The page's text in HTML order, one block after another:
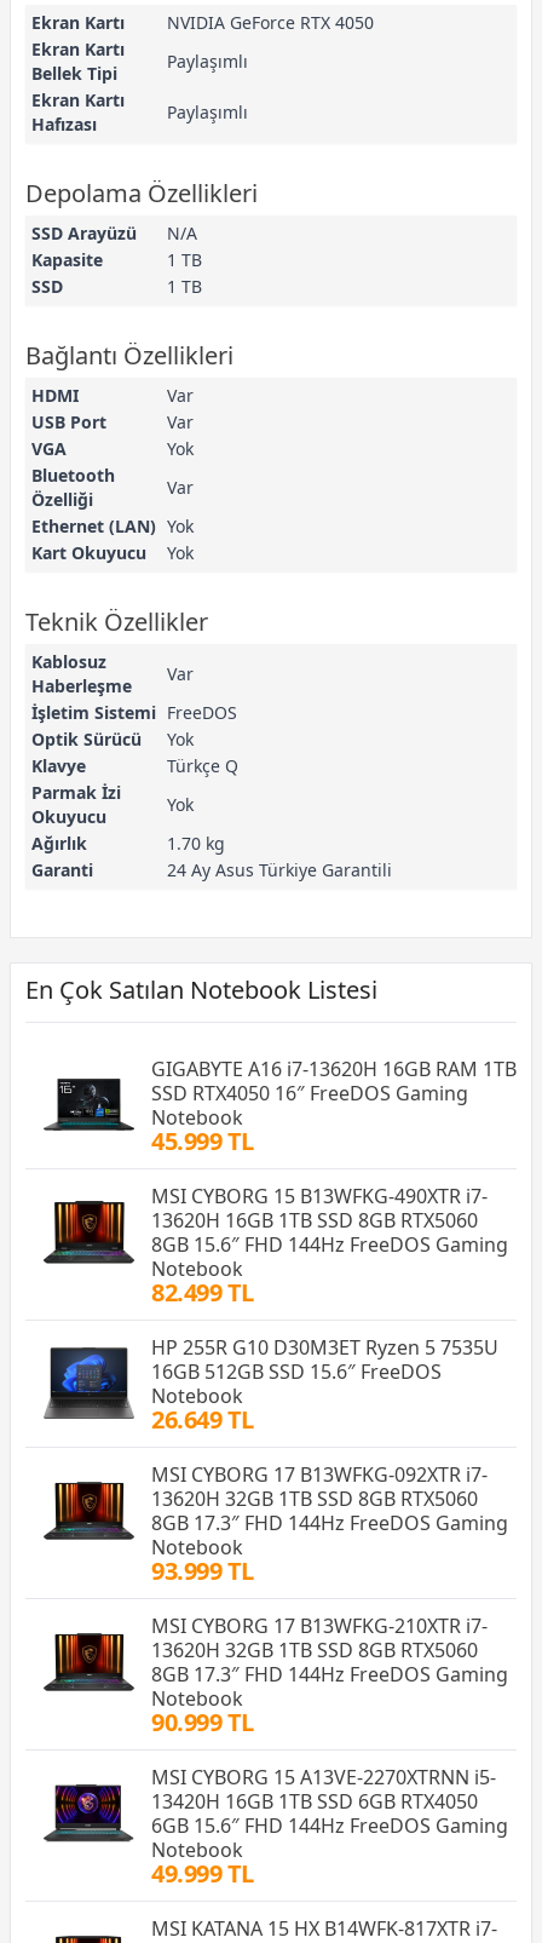
Ekran Kartı
NVIDIA GeForce RTX 4050
Ekran Kartı
Bellek Tipi
Paylaşımlı
Ekran Kartı
Hafızası
Paylaşımlı
Depolama Özellikleri
SSD Arayüzü
N/A
Kapasite
1 TB
SSD
1 TB
Bağlantı Özellikleri
HDMI
Var
USB Port
Var
VGA
Yok
Bluetooth
Özelliği
Var
Ethernet (LAN) Yok
Kart Okuyucu
Yok
Teknik Özellikler
Kablosuz
Haberleşme
Var
İşletim Sistemi FreeDOS
Optik Sürücü
Yok
Klavye
Türkçe Q
Parmak İzi
Okuyucu
Yok
Ağırlık
1.70 kg
Garanti
24 Ay Asus Türkiye Garantili
En Çok Satılan Notebook Listesi
GIGABYTE A16 i7-13620H 16GB RAM 1TB
SSD RTX4050 16″ FreeDOS Gaming
Notebook
45.999 TL
MSI CYBORG 15 B13WFKG-490XTR i7-
13620H 16GB 1TB SSD 8GB RTX5060
8GB 15.6″ FHD 144Hz FreeDOS Gaming
Notebook
82.499 TL
HP 255R G10 D30M3ET Ryzen 5 7535U
16GB 512GB SSD 15.6″ FreeDOS
Notebook
26.649 TL
MSI CYBORG 17 B13WFKG-092XTR i7-
13620H 32GB 1TB SSD 8GB RTX5060
8GB 17.3″ FHD 144Hz FreeDOS Gaming
Notebook
93.999 TL
MSI CYBORG 17 B13WFKG-210XTR i7-
13620H 32GB 1TB SSD 8GB RTX5060
8GB 17.3″ FHD 144Hz FreeDOS Gaming
Notebook
90.999 TL
MSI CYBORG 15 A13VE-2270XTRNN i5-
13420H 16GB 1TB SSD 6GB RTX4050
6GB 15.6″ FHD 144Hz FreeDOS Gaming
Notebook
49.999 TL
MSI KATANA 15 HX B14WFK-817XTR i7-